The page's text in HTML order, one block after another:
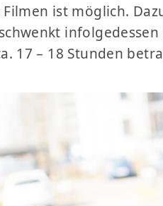
ist möglich.
17 – 18 Stunden